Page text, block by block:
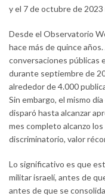
y el 7 de octubre de
Desde el Observatorio
hace más de quince
conversaciones públicas
durante septiembre de
alrededor de 4.000
Sin embargo, el mismo
disparó hasta alcanzar
mes completo alcanzo
discriminatorio, valor
Lo significativo es que
militar israelí, antes de
antes de que se